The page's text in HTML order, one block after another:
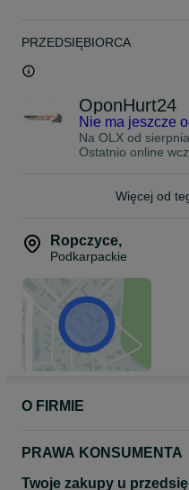
Dla kogo jest ta opona?
Opona 215/70R15C SW613
firm kurierskich i
właścicieli busów do
kierowców oczekujących
PROMOCJA – DARMOWA
Przy zakupie minimum 4
GRATIS na terenie całej
To świetna okazja dla firm
zestaw.
Zamówienia przyjmujemy
PRZEDSIĘBIORCA
OponHurt24
Nie ma jeszcze
Na OLX od
Ostatnio online
Więcej od
Ropczyce,
Podkarpackie
O FIRMIE
PRAWA KONSUMENTA
Twoje zakupy u